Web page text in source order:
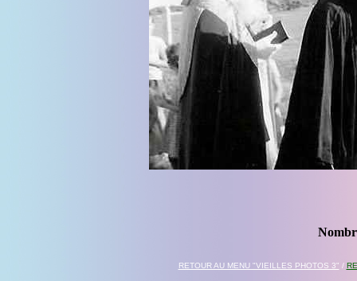
RETOUR AU MENU "VIEILLES PHOTOS 3" /